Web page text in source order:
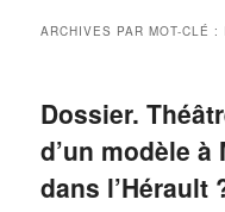
ARCHIVES PAR MOT-CLÉ :
Dossier.
d’un modèle
dans l’Hérault